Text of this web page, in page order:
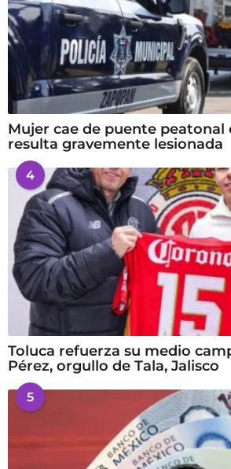
Mujer cae de puente peatonal
resulta gravemente lesionada
4
Toluca refuerza su medio
Pérez, orgullo de Tala, Jalisco
5